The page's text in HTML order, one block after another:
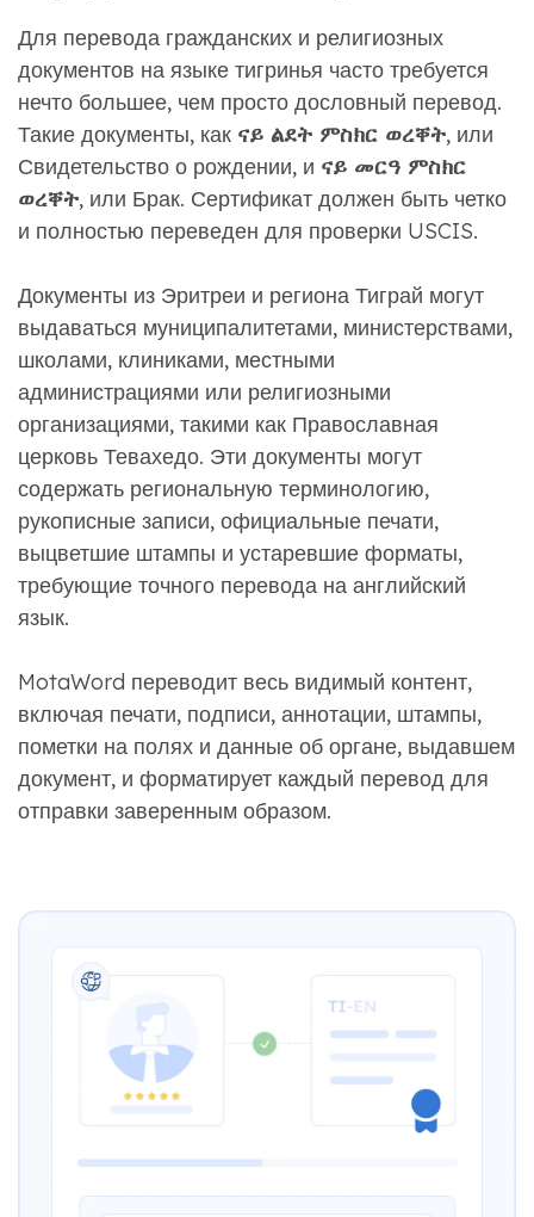
Для перевода гражданских и религиозных
документов на языке тигринья часто требуется
нечто большее, чем просто дословный перевод.
Такие документы, как ናይ ልደት ምስክር ወረቐት, или
Свидетельство о рождении, и ናይ መርዓ ምስክር
ወረቐት, или Брак. Сертификат должен быть четко
и полностью переведен для проверки USCIS.
Документы из Эритреи и региона Тиграй могут
выдаваться муниципалитетами, министерствами,
школами, клиниками, местными
администрациями или религиозными
организациями, такими как Православная
церковь Тевахедо. Эти документы могут
содержать региональную терминологию,
рукописные записи, официальные печати,
выцветшие штампы и устаревшие форматы,
требующие точного перевода на английский
язык.
MotaWord переводит весь видимый контент,
включая печати, подписи, аннотации, штампы,
пометки на полях и данные об органе, выдавшем
документ, и форматирует каждый перевод для
отправки заверенным образом.